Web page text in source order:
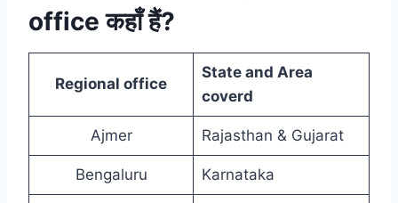
office कहाँ हैं?
Regional office
State and Area
coverd
Ajmer Rajasthan & Gujarat
Bengaluru Karnataka